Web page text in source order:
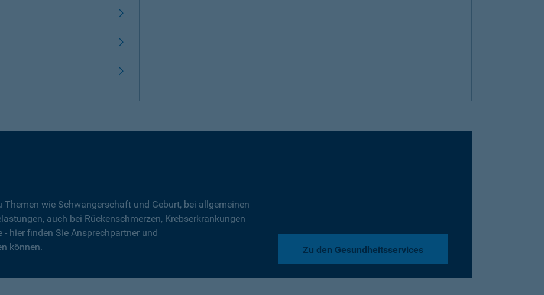
Themen wie Schwangerschaft und Geburt, bei allgemeinen
auch bei Rückenschmerzen, Krebserkrankungen
hier finden Sie Ansprechpartner und
können.
Zu den Gesundheitsservices